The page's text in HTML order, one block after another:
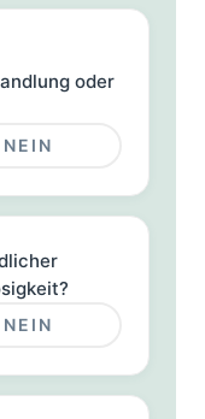
oder
NEIN
NEIN